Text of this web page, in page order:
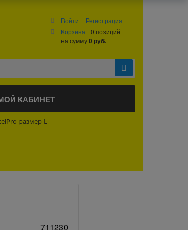
Войти
Регистрация
Корзина
0 позиций
на сумму0 руб.
КАБИНЕТ
размер L
711230